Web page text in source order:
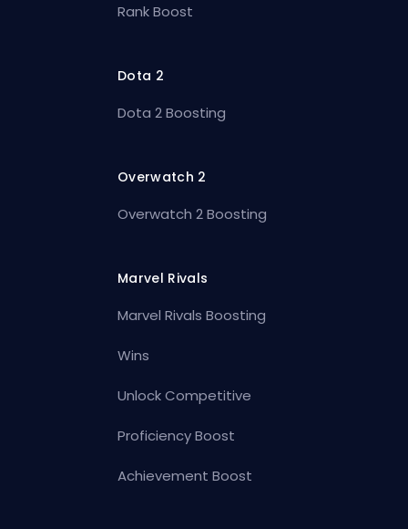
Rank Boost
Dota 2
Dota 2 Boosting
Overwatch 2
Overwatch 2 Boosting
Marvel Rivals
Marvel Rivals Boosting
Wins
Unlock Competitive
Proficiency Boost
Achievement Boost